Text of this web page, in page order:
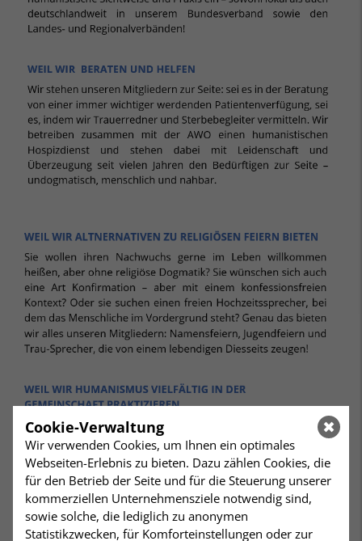
Cookie-Verwaltung
Wir verwenden Cookies, um Ihnen ein optimales
Webseiten-Erlebnis zu bieten. Dazu zählen Cookies, die
für den Betrieb der Seite und für die Steuerung unserer
kommerziellen Unternehmensziele notwendig sind,
sowie solche, die lediglich zu anonymen
Statistikzwecken, für Komforteinstellungen oder zur